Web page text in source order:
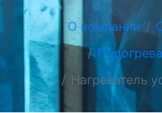
О компании
Нагреватель